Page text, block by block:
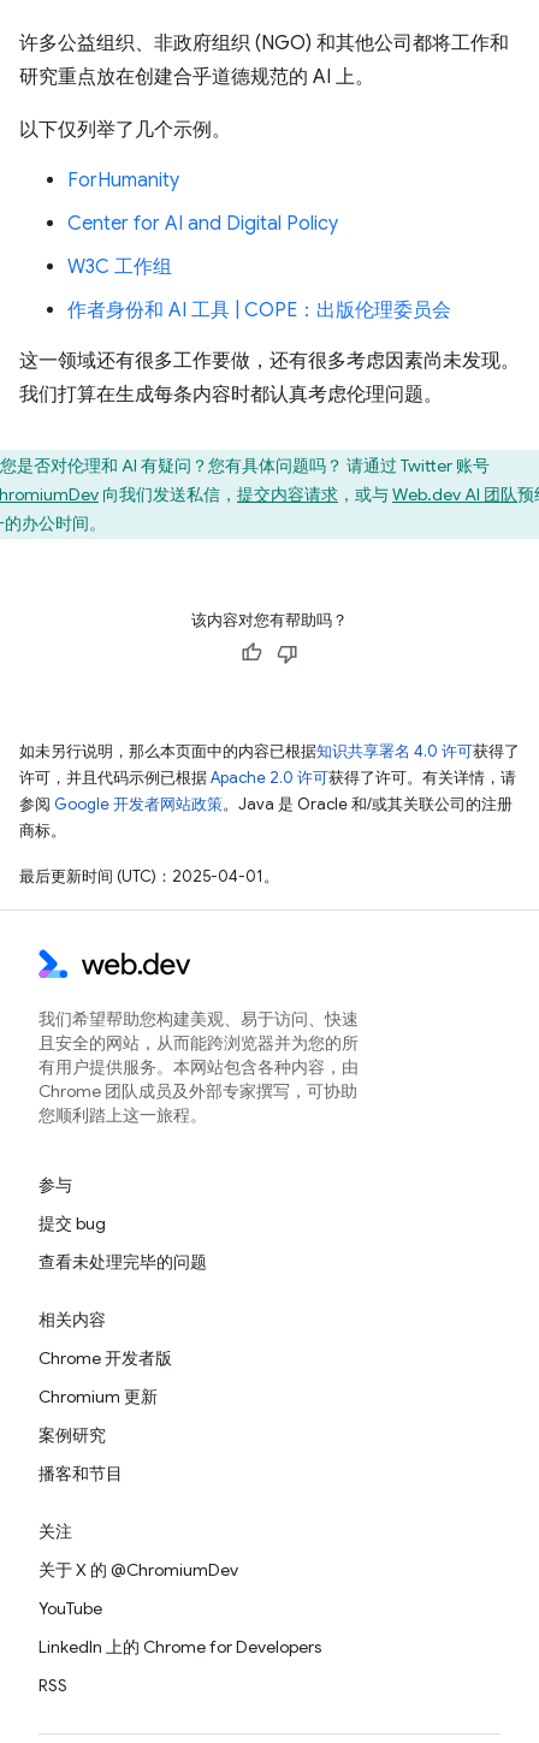
许多公益组织、非政府组织 (NGO) 和其他公司都将工作和
研究重点放在创建合乎道德规范的 AI 上。
以下仅列举了几个示例。
ForHumanity
Center for AI and Digital Policy
W3C 工作组
作者身份和 AI 工具 | COPE：出版伦理委员会
这一领域还有很多工作要做，还有很多考虑因素尚未发现。
我们打算在生成每条内容时都认真考虑伦理问题。
您是否对伦理和 AI 有疑问？您有具体问题吗？ 请通过 Twitter 账号
向我们发送私信， 提交内容请求 ，或与Web.dev AI 团队预
办公时间。
该内容对您有帮助吗？
如未另行说明，那么本页面中的内容已根据知识共享署名 4.0 许可获得了
许可，并且代码示例已根据Apache 2.0 许可获得了许可。有关详情，请
参阅 Google 开发者网站政策。Java 是 Oracle 和/或其关联公司的注册
商标。
最后更新时间 (UTC)：2025-04-01。
我们希望帮助您构建美观、易于访问、快速
且安全的网站，从而能跨浏览器并为您的所
有用户提供服务。本网站包含各种内容，由
Chrome 团队成员及外部专家撰写，可协助
您顺利踏上这一旅程。
参与
提交 bug
查看未处理完毕的问题
相关内容
Chrome 开发者版
Chromium 更新
案例研究
播客和节目
关注
关于 X 的 @ChromiumDev
YouTube
LinkedIn 上的 Chrome for Developers
RSS